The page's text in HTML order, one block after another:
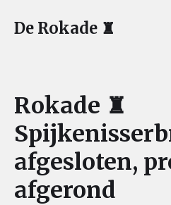
De Rokade ♜
Rokade ♜
afgesloten,
afgerond